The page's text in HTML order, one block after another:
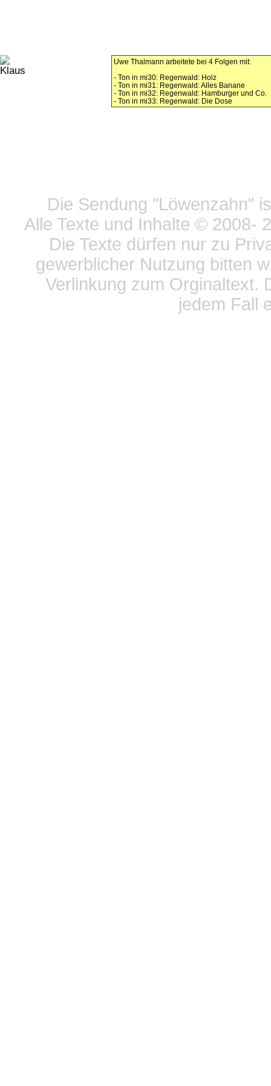
Uwe Thalmann arbeitete bei 4 Folgen mit:
- Ton in mi30: Regenwald: Holz
- Ton in mi31: Regenwald: Alles Banane
- Ton in mi32: Regenwald: Hamburger und Co.
- Ton in mi33: Regenwald: Die Dose
Die Sendung "Löwenzahn"
Alle Texte und Inhalte © 2008-
Die Texte dürfen nur zu
gewerblicher Nutzung bitten
Verlinkung zum Orginaltext.
jedem Fall